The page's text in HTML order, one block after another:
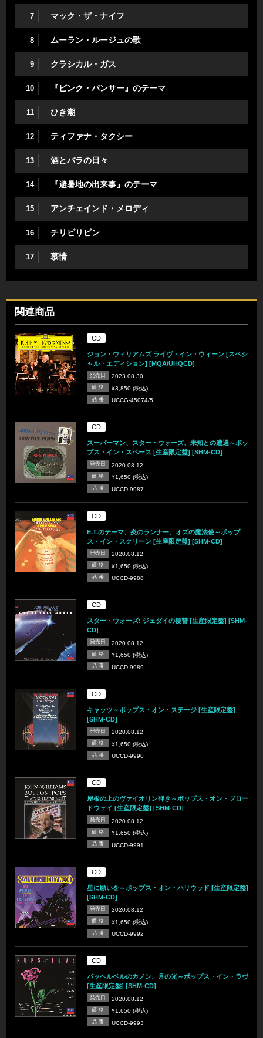
7 マック・ザ・ナイフ
8 ムーラン・ルージュの歌
9 クラシカル・ガス
10 『ピンク・パンサー』のテーマ
11 ひき潮
12 ティファナ・タクシー
13 酒とバラの日々
14 『避暑地の出来事』のテーマ
15 アンチェインド・メロディ
16 チリビリビン
17 慕情
関連商品
CD
ジョン・ウィリアムズ ライヴ・イン・ウィーン [スペシ
ャル・エディション] [MQA/UHQCD]
発売日 2023.08.30
価 格 ¥3,850 (税込)
品 番 UCCG-45074/5
CD
スーパーマン、スター・ウォーズ、未知との遭遇～ポッ
プス・イン・スペース [生産限定盤] [SHM-CD]
発売日 2020.08.12
価 格 ¥1,650 (税込)
品 番 UCCD-9987
CD
E.T.のテーマ、炎のランナー、オズの魔法使～ポップ
ス・イン・スクリーン [生産限定盤] [SHM-CD]
発売日 2020.08.12
価 格 ¥1,650 (税込)
品 番 UCCD-9988
CD
スター・ウォーズ: ジェダイの復讐 [生産限定盤] [SHM-
CD]
発売日 2020.08.12
価 格 ¥1,650 (税込)
品 番 UCCD-9989
CD
キャッツ～ポップス・オン・ステージ [生産限定盤]
[SHM-CD]
発売日 2020.08.12
価 格 ¥1,650 (税込)
品 番 UCCD-9990
CD
屋根の上のヴァイオリン弾き～ポップス・オン・ブロー
ドウェイ [生産限定盤] [SHM-CD]
発売日 2020.08.12
価 格 ¥1,650 (税込)
品 番 UCCD-9991
CD
星に願いを～ポップス・オン・ハリウッド [生産限定盤]
[SHM-CD]
発売日 2020.08.12
価 格 ¥1,650 (税込)
品 番 UCCD-9992
CD
パッヘルベルのカノン、月の光～ポップス・イン・ラヴ
[生産限定盤] [SHM-CD]
発売日 2020.08.12
価 格 ¥1,650 (税込)
品 番 UCCD-9993